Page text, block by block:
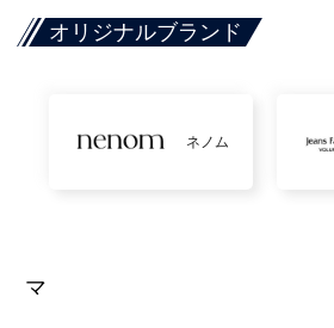
オリジナルブランド
ネノム
マ